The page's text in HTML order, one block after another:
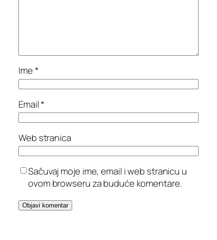
Ime*
Email*
Web stranica
Sačuvaj moje ime, email i web stranicu u
ovom browseru za buduće komentare.